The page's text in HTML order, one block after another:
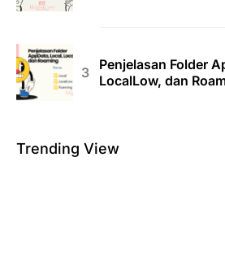
Penjelasan Folder
LocalLow, dan
Trending View